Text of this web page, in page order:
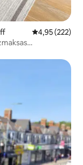
Vidējais
4,95 (222)